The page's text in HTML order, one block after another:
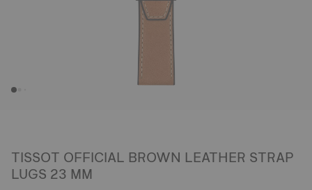
TISSOT OFFICIAL BROWN LEATHER STRAP
LUGS 23 MM